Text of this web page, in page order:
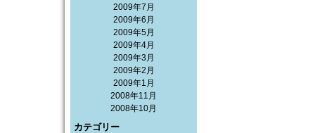
2009年7月
2009年6月
2009年5月
2009年4月
2009年3月
2009年2月
2009年1月
2008年11月
2008年10月
カテゴリー